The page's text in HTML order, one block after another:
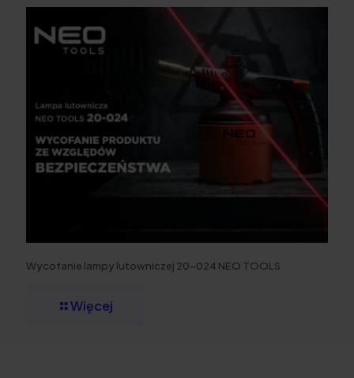
Wycofanie lampy lutowniczej 20-024 NEO TOOLS
Więcej